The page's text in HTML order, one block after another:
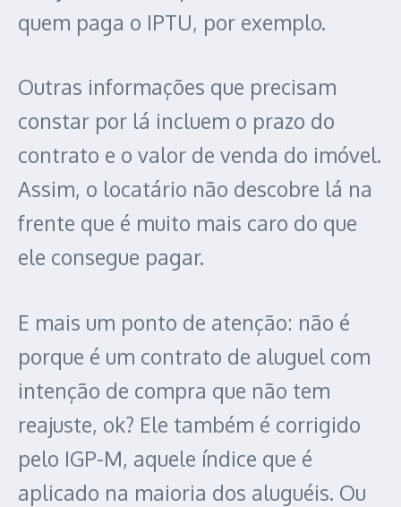
quem paga o IPTU, por exemplo.
Outras informações que precisam
constar por lá incluem o prazo do
contrato e o valor de venda do imóvel.
Assim, o locatário não descobre lá na
frente que é muito mais caro do que
ele consegue pagar.
E mais um ponto de atenção: não é
porque é um contrato de aluguel com
intenção de compra que não tem
reajuste, ok? Ele também é corrigido
pelo IGP-M, aquele índice que é
aplicado na maioria dos aluguéis. Ou